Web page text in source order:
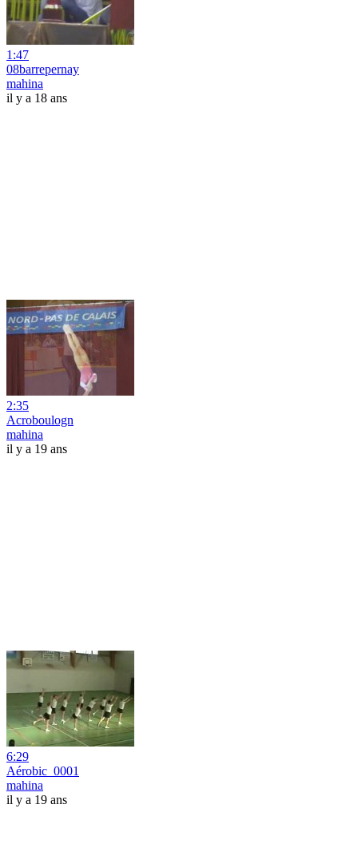
1:47
08barrepernay
mahina
il y a 18 ans
2:35
Acroboulogn
mahina
il y a 19 ans
6:29
Aérobic_0001
mahina
il y a 19 ans